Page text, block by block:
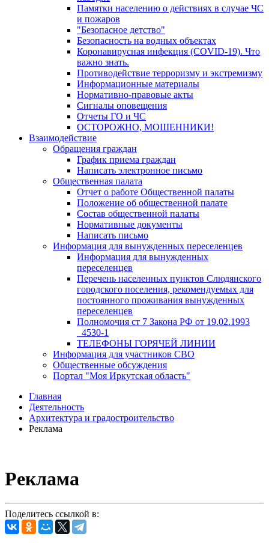
Памятки населению о действиях в случае ЧС
и пожаров
"Безопасное детство"
Безопасность на водных объектах
Коронавирусная инфекция (COVID-19). Что
важно знать.
Противодействие терроризму и экстремизму
Информационные материалы
Нормативно-правовые акты
Сигналы оповещения
Отчеты ГО и ЧС
ОСТОРОЖНО, МОШЕННИКИ!
Взаимодействие
Обращения граждан
График приема граждан
Написать электронное письмо
Общественная палата
Отчет о работе Общественной палаты
Положение об общественной палате
Состав общественной палаты
Нормативные документы
Написать письмо
Информация для вынужденных переселенцев
Информация для вынужденных
переселенцев
Перечень населенных пунктов Слюдянского
городского поселения, рекомендуемых для
постоянного проживания вынужденных
переселенцев
Полномочия ст 7 Закона РФ от 19.02.1993
_4530-1
ТЕЛЕФОНЫ ГОРЯЧЕЙ ЛИНИИ
Информация для участников СВО
Общественные обсуждения
Портал "Моя Иркутская область"
Главная
Деятельность
Архитектура и градостроительство
Реклама
Реклама
Поделитесь ссылкой в: